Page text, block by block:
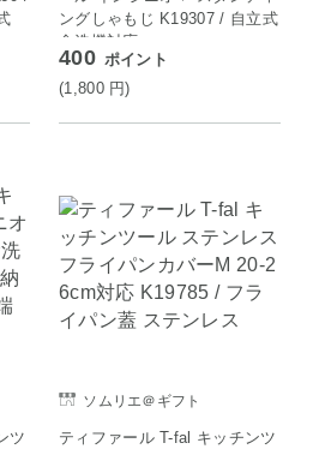
ングしゃもじ K19307 / 自立式
食洗機対応
400 ポイント
(1,800 円)
ツ
ソムリエ＠ギフト
ティファール T-fal キッチンツ